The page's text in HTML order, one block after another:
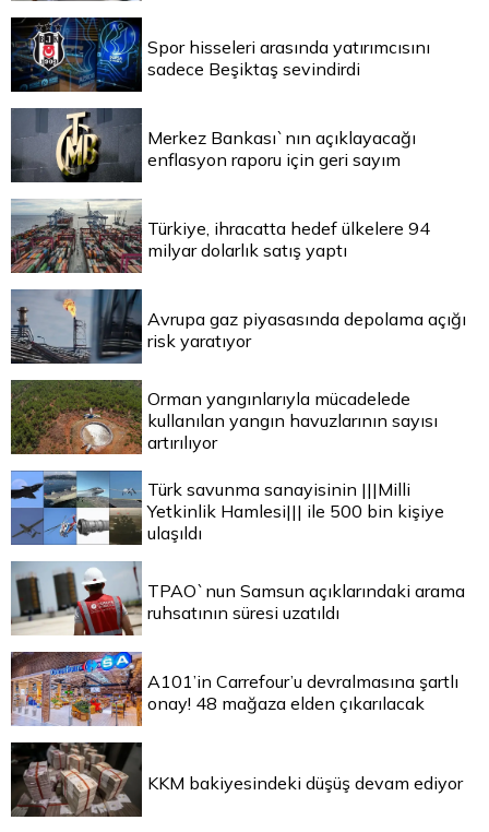
Spor hisseleri arasında yatırımcısını
sadece Beşiktaş sevindirdi
Merkez Bankası`nın açıklayacağı
enflasyon raporu için geri sayım
Türkiye, ihracatta hedef ülkelere 94
milyar dolarlık satış yaptı
Avrupa gaz piyasasında depolama açığı
risk yaratıyor
Orman yangınlarıyla mücadelede
kullanılan yangın havuzlarının sayısı
artırılıyor
Türk savunma sanayisinin |||Milli
Yetkinlik Hamlesi||| ile 500 bin kişiye
ulaşıldı
TPAO`nun Samsun açıklarındaki arama
ruhsatının süresi uzatıldı
A101’in Carrefour’u devralmasına şartlı
onay! 48 mağaza elden çıkarılacak
KKM bakiyesindeki düşüş devam ediyor